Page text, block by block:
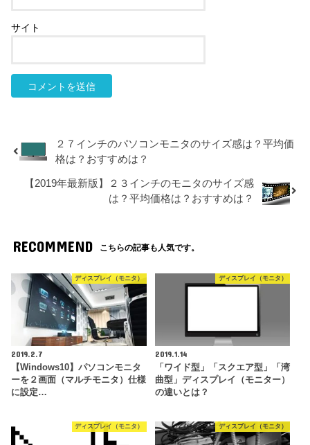
サイト
２７インチのパソコンモニタのサイズ感は？平均価
格は？おすすめは？
【2019年最新版】２３インチのモニタのサイズ感
は？平均価格は？おすすめは？
RECOMMEND こちらの記事も人気です。
ディスプレイ（モニタ）
2019.2.7
【Windows10】パソコンモニタ
ーを２画面（マルチモニタ）仕様
に設定…
ディスプレイ（モニタ）
2019.1.14
「ワイド型」「スクエア型」「湾
曲型」ディスプレイ（モニター）
の違いとは？
ディスプレイ（モニタ） ディスプレイ（モニタ）